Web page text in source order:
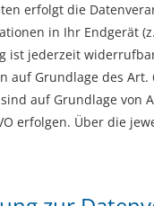
erfolgt die
in Ihr Endgerät
ist jederzeit
Grundlage des
auf Grundlage von
erfolgen. Über die